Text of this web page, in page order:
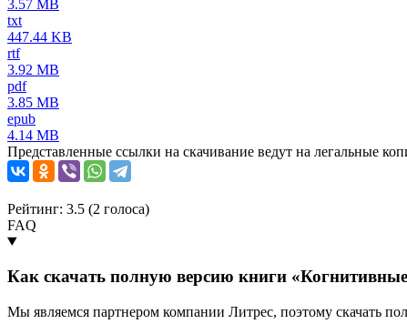
3.57 MB
txt
447.44 KB
rtf
3.92 MB
pdf
3.85 MB
epub
4.14 MB
Представленные ссылки на скачивание ведут на легальные
Рейтинг: 3.5 (2 голоса)
FAQ
Как скачать полную версию книги
Мы являемся партнером компании Литрес, поэтому скачать